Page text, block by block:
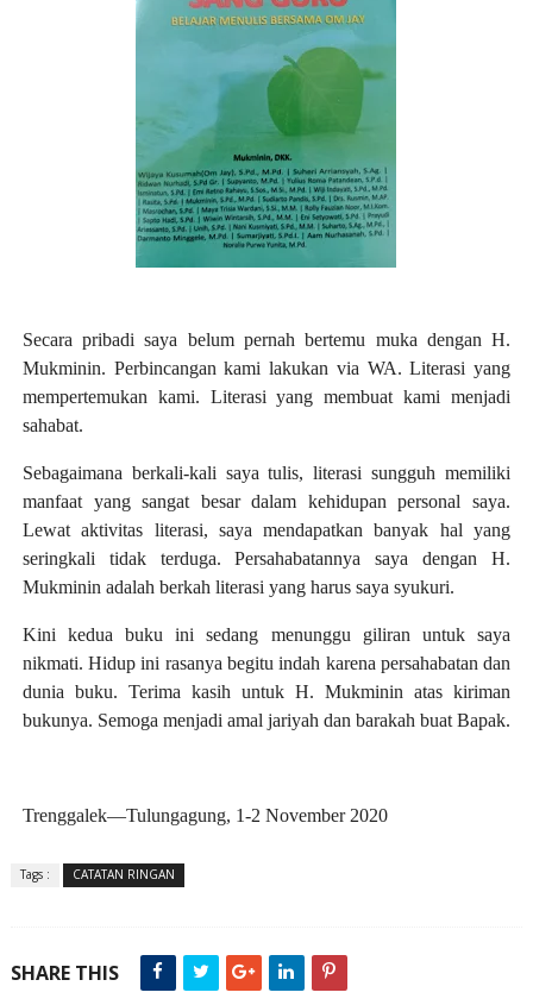
Secara pribadi saya belum pernah bertemu muka dengan H.
Mukminin. Perbincangan kami lakukan via WA. Literasi yang
mempertemukan kami. Literasi yang membuat kami menjadi
sahabat.
Sebagaimana berkali-kali saya tulis, literasi sungguh memiliki
manfaat yang sangat besar dalam kehidupan personal saya.
Lewat aktivitas literasi, saya mendapatkan banyak hal yang
seringkali tidak terduga. Persahabatannya saya dengan H.
Mukminin adalah berkah literasi yang harus saya syukuri.
Kini kedua buku ini sedang menunggu giliran untuk saya
nikmati. Hidup ini rasanya begitu indah karena persahabatan dan
dunia buku. Terima kasih untuk H. Mukminin atas kiriman
bukunya. Semoga menjadi amal jariyah dan barakah buat Bapak.
Trenggalek—Tulungagung, 1-2 November 2020
Tags : CATATAN RINGAN
SHARE THIS